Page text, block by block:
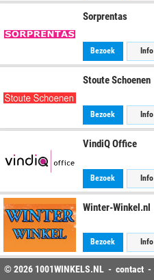
Sorprentas
Bezoek Info
Stoute Schoenen
Bezoek Info
VindiQ Office
Bezoek Info
Winter-Winkel.nl
Bezoek Info
© 2026 1001WINKELS.NL - contact -